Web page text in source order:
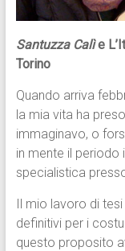
Santuzza Calìe
Torino
Quando arriva
la mia vita ha
immaginavo, o
in mente il periodo
specialistica
Il mio lavoro di
definitivi per i
questo proposito